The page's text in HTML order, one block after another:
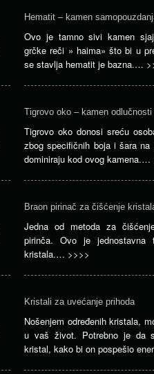
Hematit – kamen
Ovo je tamno sivi kamen
grčke reči » haima» što bi u
se stavlja hematit je bazna.…
Tigrovo oko – kamen odlučnosti
Tigrovo oko donosi sreću
zbog specifičnih boja i šara
dominiraju kod ovog kamena.…
Braon pirinač za čišćenje
Jedna od metoda za
pirinča. Ovo je
kristala.… >>>>
Kristali za uvećanje prihoda
Nošenjem određenih kristala,
u vaš život. Potrebno je da
kristal, kako bi on pospešio